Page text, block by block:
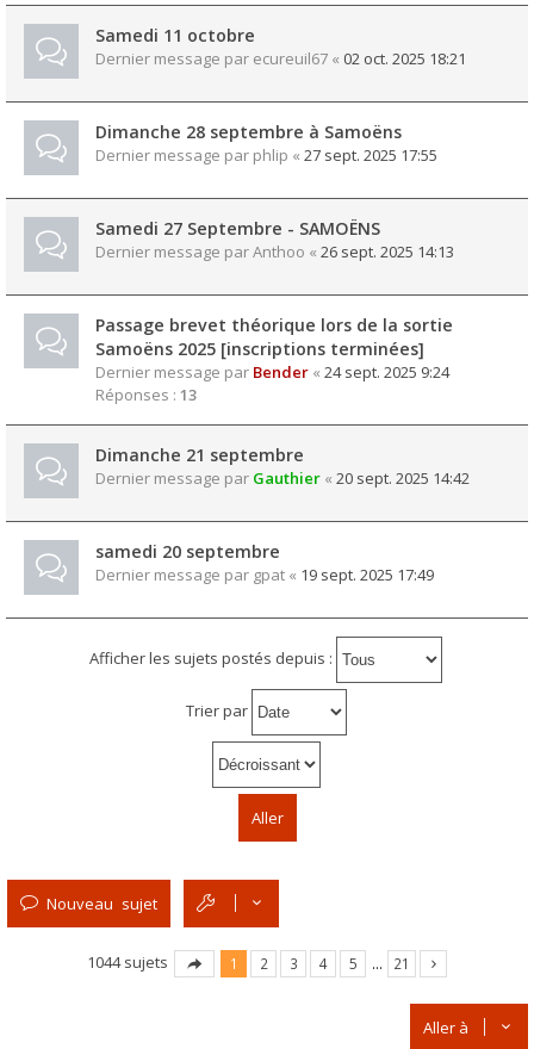
Samedi 11 octobre
Dernier message par ecureuil67 « 02 oct. 2025 18:21
Dimanche 28 septembre à Samoëns
Dernier message par phlip « 27 sept. 2025 17:55
Samedi 27 Septembre - SAMOËNS
Dernier message parAnthoo « 26 sept. 2025 14:13
Passage brevet théorique lors de la sortie
Samoëns 2025 [inscriptions terminées]
Dernier message par Bender « 24 sept. 2025 9:24
Réponses : 13
Dimanche 21 septembre
Dernier message par Gauthier « 20 sept. 2025 14:42
samedi 20 septembre
Dernier message par gpat « 19 sept. 2025 17:49
Afficher les sujets postés depuis :
Trier par
Nouveau sujet
1044 sujets 1 2 3 4 5 … 21
Aller à